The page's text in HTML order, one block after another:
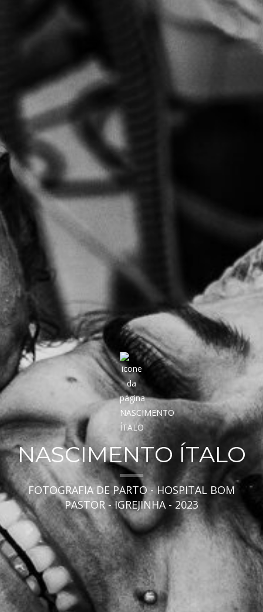
NASCIMENTO ÍTALO
FOTOGRAFIA DE PARTO - HOSPITAL BOM
PASTOR - IGREJINHA - 2023